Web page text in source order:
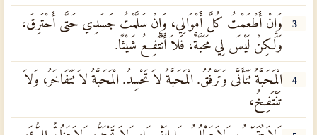
3
وَإِنْ أَطْعَمْتُ كُلَّ أَمْوَالِي، وَإِنْ سَلَّمْتُ جَسَدِي حَتَّى أَحْتَرِقَ،
وَلكِنْ لَيْسَ لِي مَحَبَّةٌ، فَلاَ أَنْتَفِعُ شَيْئًا.
4
الْمَحَبَّةُ تَتَأَنَّى وَتَرْفُقُ. الْمَحَبَّةُ لاَ تَحْسِدُ. الْمَحَبَّةُ لاَ تَتَفَاخَرُ، وَلاَ
تَنْتَفِخُ،